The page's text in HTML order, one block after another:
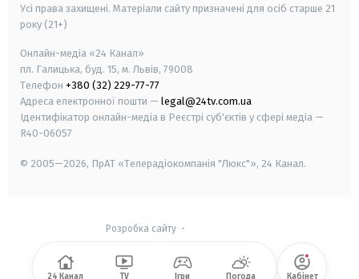
Усі права захищені. Матеріали сайту призначені для осіб старше 21
року (21+)
Онлайн-медіа «24 Канал»
пл. Галицька, буд. 15, м. Львів, 79008
Телефон +380 (32) 229-77-77
Адреса електронної пошти — legal@24tv.com.ua
Ідентифікатор онлайн-медіа в Реєстрі суб'єктів у сфері медіа —
R40-06057
© 2005—2026, ПрАТ «Телерадіокомпанія "Люкс"», 24 Канал.
Розробка сайту-
24 Канал TV Ігри Погода Кабінет